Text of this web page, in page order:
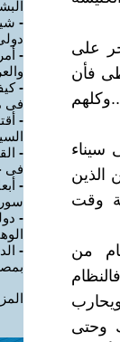
على
فأن
الذين
وقت
من
وحتى
-
-
-
فى
-
-
فى
-
-
-